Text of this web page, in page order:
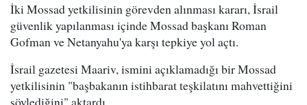
İki Mossad yetkilisinin görevden alınması kararı, İsrail
güvenlik yapılanması içinde Mossad başkanı Roman
Gofman ve Netanyahu'ya karşı tepkiye yol açtı.
İsrail gazetesi Maariv, ismini açıklamadığı bir Mossad
yetkilisinin "başbakanın istihbarat teşkilatını mahvettiğini
söylediğini" aktardı.